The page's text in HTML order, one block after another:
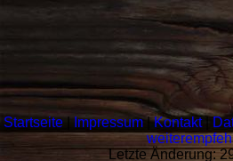
Startseite Impressum|Kontakt|
Letzte Änderung: